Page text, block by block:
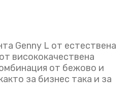
Genny L от естествена
висококачествена
от бежово и
за бизнес така и за